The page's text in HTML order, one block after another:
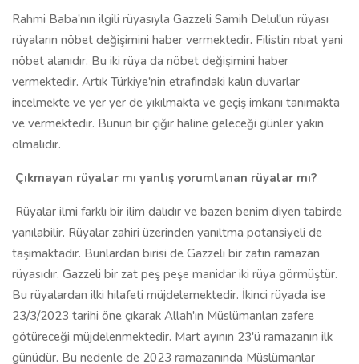
Rahmi Baba'nın ilgili rüyasıyla Gazzeli Samih Delul'un rüyası
rüyaların nöbet değişimini haber vermektedir. Filistin rıbat yani
nöbet alanıdır. Bu iki rüya da nöbet değişimini haber
vermektedir. Artık Türkiye'nin etrafındaki kalın duvarlar
incelmekte ve yer yer de yıkılmakta ve geçiş imkanı tanımakta
ve vermektedir. Bunun bir çığır haline geleceği günler yakın
olmalıdır.
Çıkmayan rüyalar mı yanlış yorumlanan rüyalar mı?
Rüyalar ilmi farklı bir ilim dalıdır ve bazen benim diyen tabirde
yanılabilir. Rüyalar zahiri üzerinden yanıltma potansiyeli de
taşımaktadır. Bunlardan birisi de Gazzeli bir zatın ramazan
rüyasıdır. Gazzeli bir zat peş peşe manidar iki rüya görmüştür.
Bu rüyalardan ilki hilafeti müjdelemektedir. İkinci rüyada ise
23/3/2023 tarihi öne çıkarak Allah'ın Müslümanları zafere
götüreceği müjdelenmektedir. Mart ayının 23'ü ramazanın ilk
günüdür. Bu nedenle de 2023 ramazanında Müslümanlar